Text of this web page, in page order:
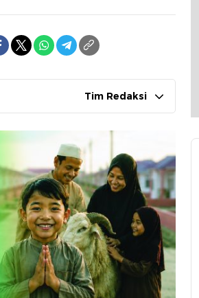
Tim Redaksi